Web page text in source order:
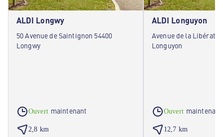
ALDI Longwy
50 Avenue de Saintignon 54400
Longwy
Ouvert maintenant
2,8 km
ALDI Longuyon
Avenue de la
Longuyon
Ouvert maintenant
12,7 km